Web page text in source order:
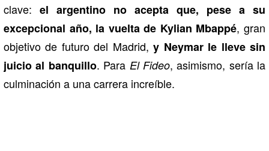
clave: el argentino no acepta que, pese a su
excepcional año, la vuelta de Kylian Mbappé, gran
objetivo de futuro del Madrid, y Neymar le lleve sin
juicio al banquillo. Para El Fideo, asimismo, sería la
culminación a una carrera increíble.